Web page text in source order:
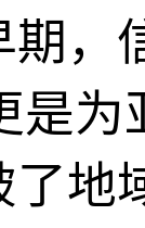
期，
是
了地